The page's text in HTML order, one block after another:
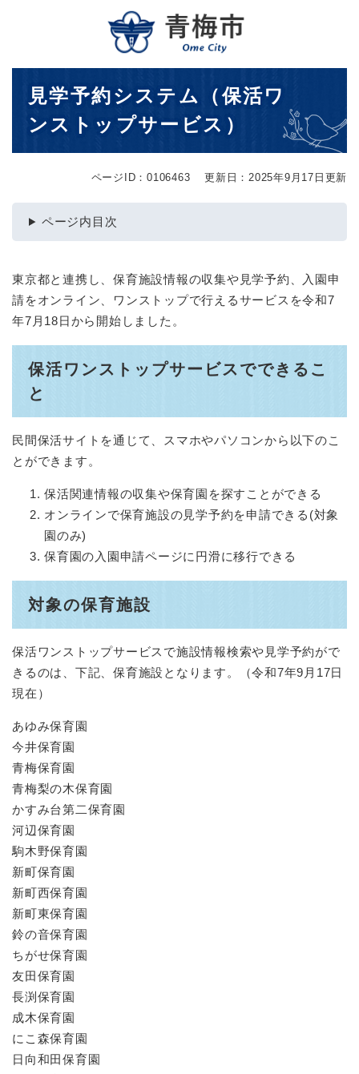
メニューを飛ばして本文へ
見学予約システム（保活ワ
ンストップサービス）
ページID：0106463 更新日：2025年9月17日更新
ページ内目次
東京都と連携し、保育施設情報の収集や見学予約、入園申
請をオンライン、ワンストップで行えるサービスを令和7
年7月18日から開始しました。​
保活ワンストップサービスでできるこ
と
民間保活サイトを通じて、スマホやパソコンから以下のこ
とができます。
保活関連情報の収集や保育園を探すことができる
オンラインで保育施設の見学予約を申請できる(対象
園のみ)
保育園の入園申請ページに円滑に移行できる
対象の保育施設
保活ワンストップサービスで施設情報検索や見学予約がで
きるのは、下記、保育施設となります。（令和7年9月17日
現在）
あゆみ保育園
今井保育園
青梅保育園
青梅梨の木保育園
かすみ台第二保育園
河辺保育園
駒木野保育園
新町保育園
​新町西保育園
新町東保育園
​鈴の音保育園
ちがせ保育園
友田保育園
​長渕保育園
成木保育園
にこ森保育園
​​日向和田保育園